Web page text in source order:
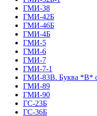
ГМИ-38
ГМИ-42Б
ГМИ-46Б
ГМИ-4Б
ГМИ-5
ГМИ-6
ГМИ-7
ГМИ-7-1
ГМИ-83В. Буква *В*
ГМИ-89
ГМИ-90
ГС-23Б
ГС-36Б